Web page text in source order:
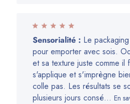
Sensorialité : Le
pour emporter avec sois.
et sa texture juste comme il
s'applique et s'imprègne
colle pas. Les résultats se
plusieurs jours consé... En